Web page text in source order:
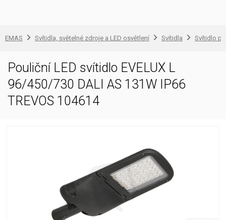
EMAS Svítidla, světelné zdroje a LED osvětlení Svítidla Svítidlo
Pouliční LED svítidlo EVELUX L
96/450/730 DALI AS 131W IP66
TREVOS 104614